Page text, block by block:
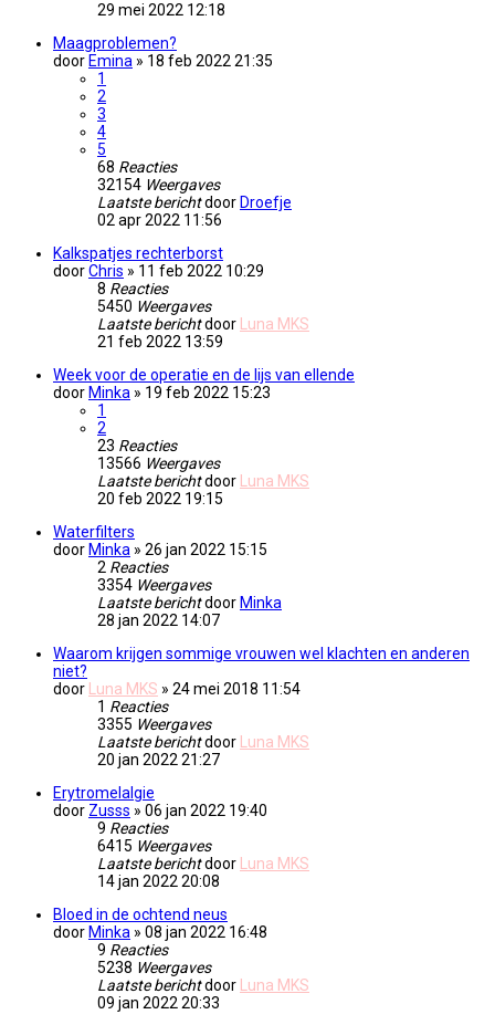
29 mei 2022 12:18
Maagproblemen?
door Emina » 18 feb 2022 21:35
1
2
3
4
5
68 Reacties
32154 Weergaves
Laatste berichtdoor Droefje
02 apr 2022 11:56
Kalkspatjes rechterborst
doorChris » 11 feb 2022 10:29
8 Reacties
5450 Weergaves
Laatste berichtdoor
Luna MKS
21 feb 2022 13:59
Week voor de operatie en de lijs van ellende
door Minka » 19 feb 2022 15:23
1
2
23 Reacties
13566 Weergaves
Laatste berichtdoor
Luna MKS
20 feb 2022 19:15
Waterfilters
door Minka » 26 jan 2022 15:15
2 Reacties
3354 Weergaves
Laatste berichtdoor Minka
28 jan 2022 14:07
Waarom krijgen sommige vrouwen wel klachten en anderen
niet?
door
Luna MKS » 24 mei 2018 11:54
1 Reacties
3355 Weergaves
Laatste berichtdoor
Luna MKS
20 jan 2022 21:27
Erytromelalgie
door Zusss » 06 jan 2022 19:40
9 Reacties
6415 Weergaves
Laatste berichtdoor
Luna MKS
14 jan 2022 20:08
Bloed in de ochtend neus
door Minka » 08 jan 2022 16:48
9 Reacties
5238 Weergaves
Laatste berichtdoor
Luna MKS
09 jan 2022 20:33